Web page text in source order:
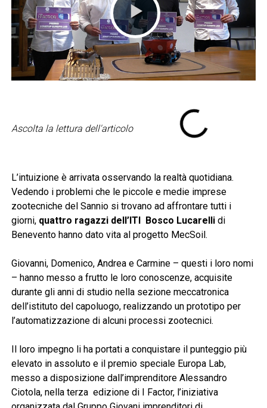
Ascolta la lettura dell'articolo
L’intuizione è arrivata osservando la realtà quotidiana.
Vedendo i problemi che le piccole e medie imprese
zootecniche del Sannio si trovano ad affrontare tutti i
giorni, quattro ragazzi dell’ITI Bosco Lucarellidi
Benevento hanno dato vita al progetto MecSoil.
Giovanni, Domenico, Andrea e Carmine – questi i loro nomi
– hanno messo a frutto le loro conoscenze, acquisite
durante gli anni di studio nella sezione meccatronica
dell’istituto del capoluogo, realizzando un prototipo per
l’automatizzazione di alcuni processi zootecnici.
Il loro impegno li ha portati a conquistare il punteggio più
elevato in assoluto e il premio speciale Europa Lab,
messo a disposizione dall’imprenditore Alessandro
Ciotola, nella terza edizione di I Factor, l’iniziativa